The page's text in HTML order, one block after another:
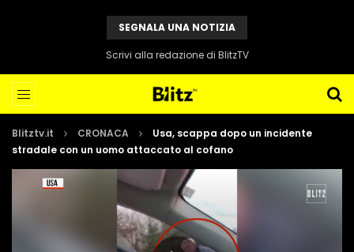
SEGNALA UNA NOTIZIA
Scrivi alla redazione di BlitzTV
Blitztv.it CRONACA
Usa, scappa dopo un incidente
stradale con un uomo attaccato al cofano